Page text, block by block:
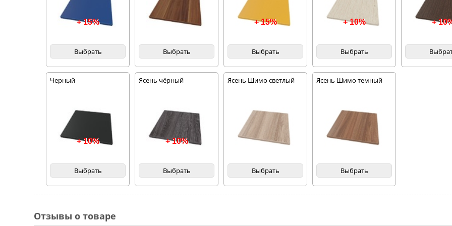
+ 15%
Выбрать Выбрать
+ 15%
Выбрать
+ 10%
Выбрать
+
Черный
+ 10%
Выбрать
Ясень чёрный
+ 10%
Выбрать
Ясень Шимо светлый
Выбрать
Ясень Шимо темный
Выбрать
Отзывы о товаре